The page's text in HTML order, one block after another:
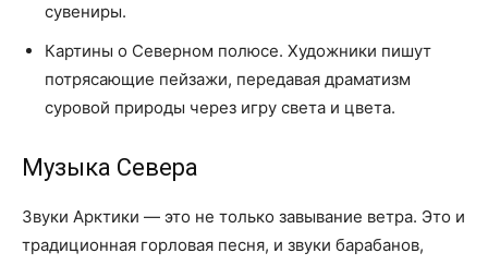
сувениры.
Картины о Северном полюсе. Художники пишут
потрясающие пейзажи, передавая драматизм
суровой природы через игру света и цвета.
Музыка Севера
Звуки Арктики — это не только завывание ветра. Это и
традиционная горловая песня, и звуки барабанов,